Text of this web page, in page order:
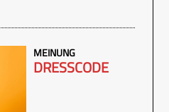
MEINUNG
DRESSCODE